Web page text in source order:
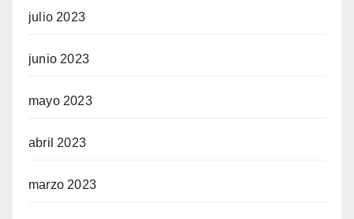
julio 2023
junio 2023
mayo 2023
abril 2023
marzo 2023